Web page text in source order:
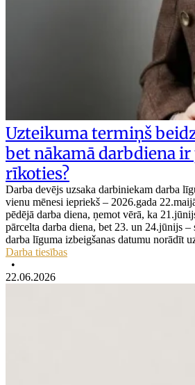
Uzteikuma termiņš
bet nākamā darbdiena
rīkoties?
Darba devējs uzsaka darbiniekam darba
vienu mēnesi iepriekš – 2026.gada
pēdējā darba diena, ņemot vērā, ka
pārcelta darba diena, bet 23. un 24.jūnijs –
darba līguma izbeigšanas datumu norādīt
Darba tiesības
•
22.06.2026